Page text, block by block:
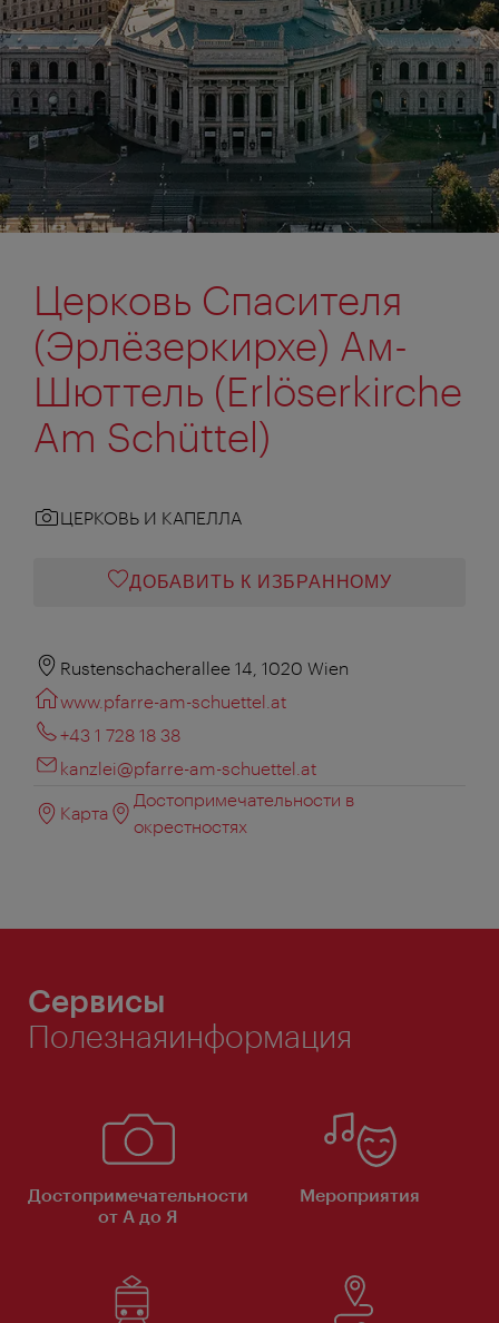
Церковь Спасителя
(Эрлёзеркирхе) Ам-
Шюттель (Erlöserkirche
Am Schüttel)
ЦЕРКОВЬ И КАПЕЛЛА
ДОБАВИТЬ К ИЗБРАННОМУ
Rustenschacherallee 14, 1020 Wien
www.pfarre-am-schuettel.at
+43 1 728 18 38
kanzlei@pfarre-am-schuettel.at
Карта
Достопримечательности в
окрестностях
Сервисы
Полезнаяинформация
Достопримечательности
от А до Я
Мероприятия